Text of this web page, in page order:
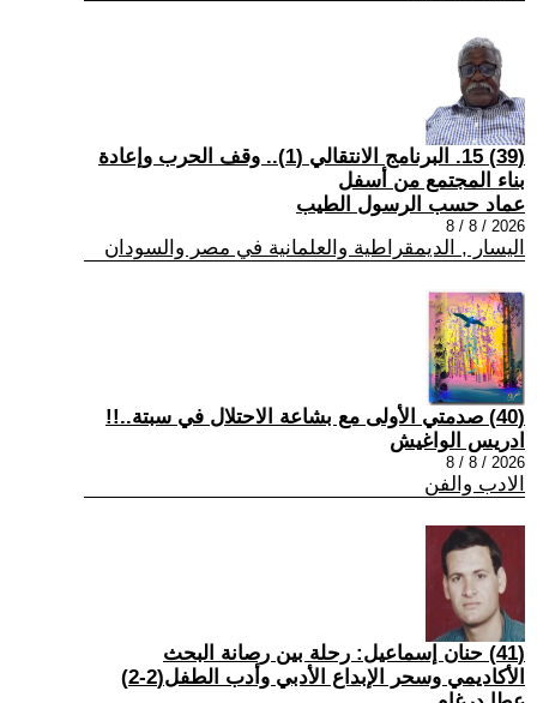
(39) 15. البرنامج الانتقالي (1).. وقف الحرب وإعادة
بناء المجتمع من أسفل
عماد حسب الرسول الطيب
2026 / 8 / 8
اليسار , الديمقراطية والعلمانية في مصر والسودان
(40) صدمتي الأولى مع بشاعة الاحتلال في سبتة..!!
ادريس الواغيش
2026 / 8 / 8
الادب والفن
(41) حنان إسماعيل: رحلة بين رصانة البحث
الأكاديمي وسحر الإبداع الأدبي وأدب الطفل(2-2)